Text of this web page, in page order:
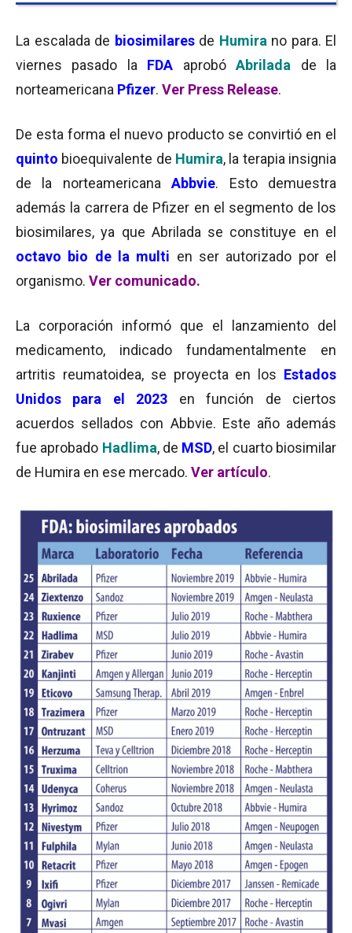
La escalada de biosimilares de Humira no para. El
viernes pasado la FDA aprobóAbrilada de la
norteamericana Pfizer. Ver Press Release.
De esta forma el nuevo producto se convirtió en el
quinto bioequivalente de Humira, la terapia insignia
de la norteamericanaAbbvie. Esto demuestra
además la carrera de Pfizer en el segmento de los
biosimilares, ya que Abrilada se constituye en el
octavo bio de la multi en ser autorizado por el
organismo. Ver comunicado.
La corporación informó que el lanzamiento del
medicamento, indicado fundamentalmente en
artritis reumatoidea, se proyecta en los Estados
Unidos para el 2023 en función de ciertos
acuerdos sellados con Abbvie. Este año además
fue aprobado Hadlima, de MSD, el cuarto biosimilar
de Humira en ese mercado. Ver artículo.